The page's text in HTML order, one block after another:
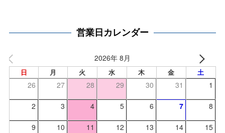
営業日カレンダー
2026年 8月
日 月 火 水 木 金 土
26 27 28 29 30 31 1
2 3 4 5 6 7 8
9 10 11 12 13 14 15